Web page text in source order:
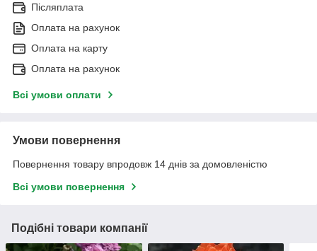
Післяплата
Оплата на рахунок
Оплата на карту
Оплата на рахунок
Всі умови оплати
Умови повернення
Повернення товару впродовж 14 днів за домовленістю
Всі умови повернення
Подібні товари компанії